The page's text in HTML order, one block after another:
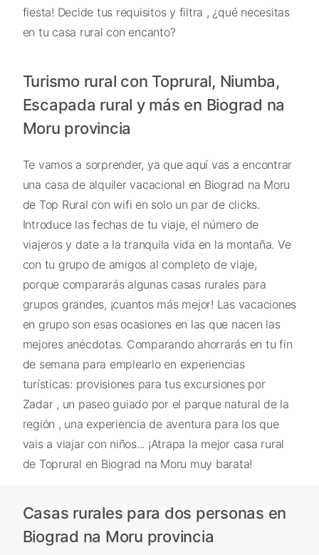
fiesta! Decide tus requisitos y filtra , ¿qué necesitas
en tu casa rural con encanto?
Turismo rural con Toprural, Niumba,
Escapada rural y más en Biograd na
Moru provincia
Te vamos a sorprender, ya que aquí vas a encontrar
una casa de alquiler vacacional en Biograd na Moru
de Top Rural con wifi en solo un par de clicks.
Introduce las fechas de tu viaje, el número de
viajeros y date a la tranquila vida en la montaña. Ve
con tu grupo de amigos al completo de viaje,
porque compararás algunas casas rurales para
grupos grandes, ¡cuantos más mejor! Las vacaciones
en grupo son esas ocasiones en las que nacen las
mejores anécdotas. Comparando ahorrarás en tu fin
de semana para emplearlo en experiencias
turísticas: provisiones para tus excursiones por
Zadar , un paseo guiado por el parque natural de la
región , una experiencia de aventura para los que
vais a viajar con niños... ¡Atrapa la mejor casa rural
de Toprural en Biograd na Moru muy barata!
Casas rurales para dos personas en
Biograd na Moru provincia